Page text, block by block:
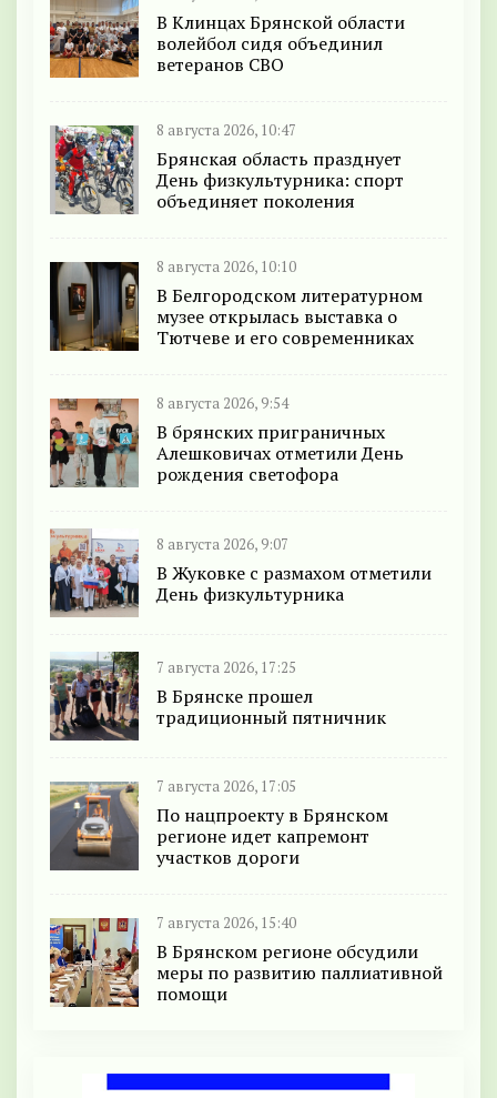
В Клинцах Брянской области
волейбол сидя объединил
ветеранов СВО
8 августа 2026, 10:47
Брянская область празднует
День физкультурника: спорт
объединяет поколения
8 августа 2026, 10:10
В Белгородском литературном
музее открылась выставка о
Тютчеве и его современниках
8 августа 2026, 9:54
В брянских приграничных
Алешковичах отметили День
рождения светофора
8 августа 2026, 9:07
В Жуковке с размахом отметили
День физкультурника
7 августа 2026, 17:25
В Брянске прошел
традиционный пятничник
7 августа 2026, 17:05
По нацпроекту в Брянском
регионе идет капремонт
участков дороги
7 августа 2026, 15:40
В Брянском регионе обсудили
меры по развитию паллиативной
помощи